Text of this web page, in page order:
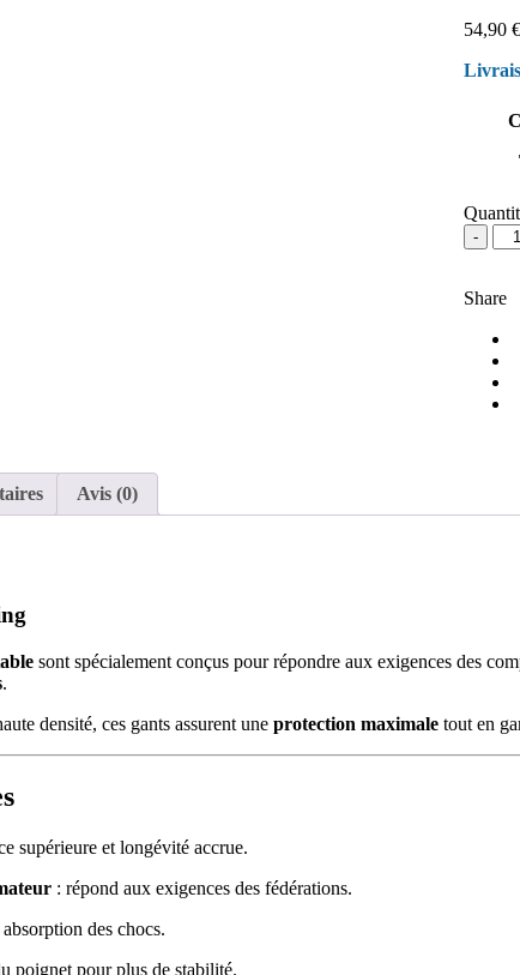
54,90 €
Share
Avis (0)
sont spécialement conçus pour répondre aux exigences des
.
densité, ces gants assurent une protection maximale tout en
supérieure et longévité accrue.
: répond aux exigences des fédérations.
des chocs.
poignet pour plus de stabilité.